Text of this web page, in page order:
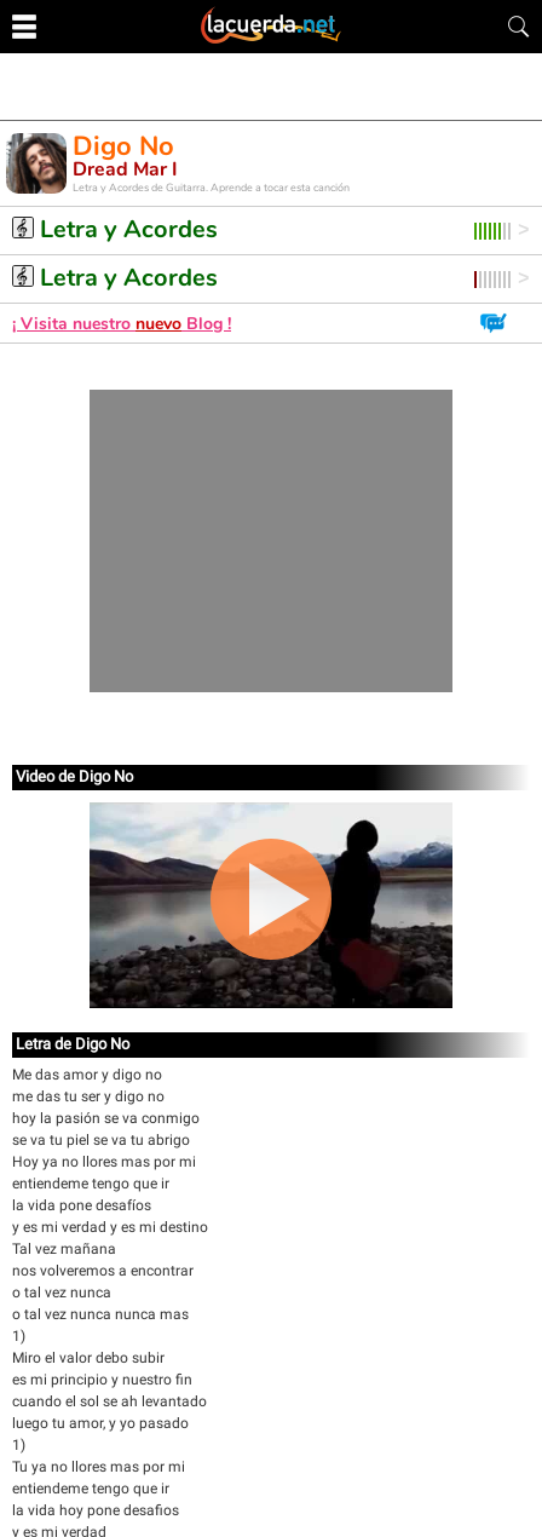
Digo No
Dread Mar I
Letra y Acordes de Guitarra. Aprende a tocar esta canción
Letra y Acordes
Letra y Acordes
¡ Visita nuestro nuevo Blog !
Video de Digo No
Letra de Digo No
Me das amor y digo no
me das tu ser y digo no
hoy la pasión se va conmigo
se va tu piel se va tu abrigo
Hoy ya no llores mas por mi
entiendeme tengo que ir
la vida pone desafíos
y es mi verdad y es mi destino
Tal vez mañana
nos volveremos a encontrar
o tal vez nunca
o tal vez nunca nunca mas
1)
Miro el valor debo subir
es mi principio y nuestro fin
cuando el sol se ah levantado
luego tu amor, y yo pasado
1)
Tu ya no llores mas por mi
entiendeme tengo que ir
la vida hoy pone desafios
y es mi verdad